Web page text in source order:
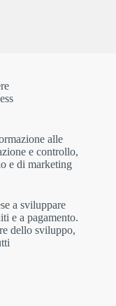
alle
e controllo,
e di marketing
a sviluppare
e a pagamento.
dello sviluppo,